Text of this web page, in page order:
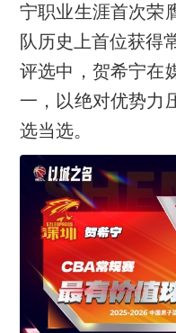
宁职业生涯首次荣
队历史上首位获得
评选中，贺希宁在
一，以绝对优势力
选当选。